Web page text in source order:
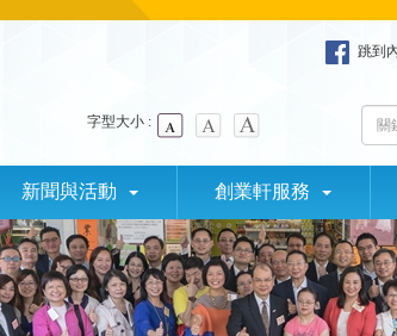
跳到
字型大小 :
新聞與活動 創業軒服務